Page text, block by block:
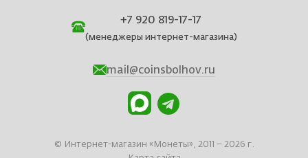
+7 920 819-17-17
(менеджеры интернет-магазина)
mail@coinsbolhov.ru
© Интернет-магазин «Монеты», 2011 – 2026 г.